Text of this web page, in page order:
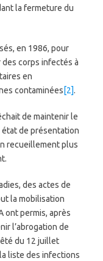
la fermeture du
en 1986, pour
corps infectés à
en
contaminées [2].
de maintenir le
de présentation
recueillement plus
des actes de
la mobilisation
ont permis, après
l’abrogation de
du 12 juillet
liste des infections